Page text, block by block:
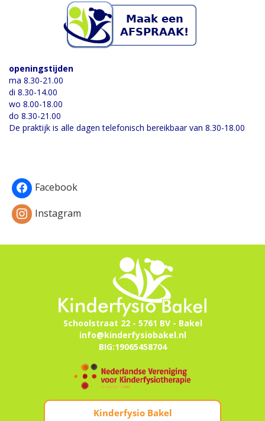
openingstijden
ma 8.30-21.00
di 8.30-14.00
wo 8.00-18.00
do 8.30-21.00
De praktijk is alle dagen telefonisch bereikbaar van 8.30-18.00
Facebook
Instagram
Schoolstraat 22 - 5761 BV - Bakel
info@kinderfysiobakel.nl
BIG:19065458704